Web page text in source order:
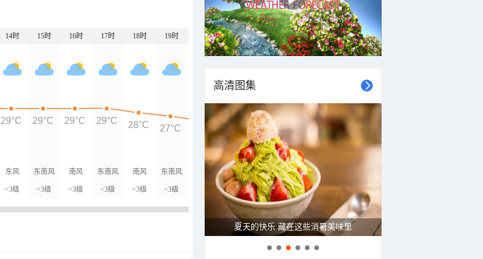
14时 15时 16时 17时 18时 19时 20时 21时 22时 23时 00时 01时
东风
<3级
东南风
<3级
南风
<3级
东南风
<3级
南风
<3级
东南风
<3级
南风
<3级
西南风
<3级
南风
<3级
东南风
<3级 <3级
29°C 29°C 29°C 29°C 28°C 27°C 26°C 26°C 25°C 25°C 24°C
高清图集
夏天的快乐 藏在这些消暑美味里